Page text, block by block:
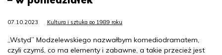
07.10.2023 Kultura i sztuka po 1989 roku
„Wstyd” Modzelewskiego nazwałbym komediodramatem,
czyli czymś, co ma elementy i zabawne, a takie przecież jest